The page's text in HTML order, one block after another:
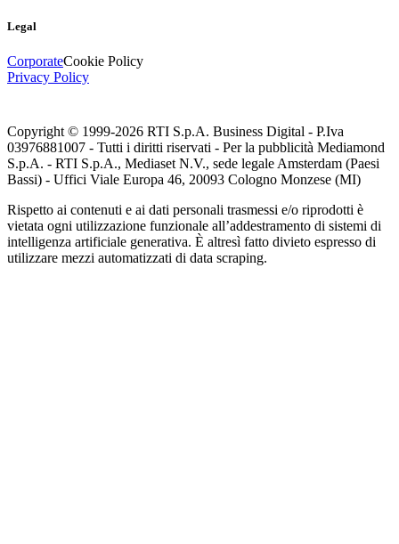
Legal
CorporateCookie Policy
Privacy Policy
Copyright © 1999-2026 RTI S.p.A. Business Digital - P.Iva
03976881007 - Tutti i diritti riservati - Per la pubblicità Mediamond
S.p.A. - RTI S.p.A., Mediaset N.V., sede legale Amsterdam (Paesi
Bassi) - Uffici Viale Europa 46, 20093 Cologno Monzese (MI)
Rispetto ai contenuti e ai dati personali trasmessi e/o riprodotti è
vietata ogni utilizzazione funzionale all’addestramento di sistemi di
intelligenza artificiale generativa. È altresì fatto divieto espresso di
utilizzare mezzi automatizzati di data scraping.